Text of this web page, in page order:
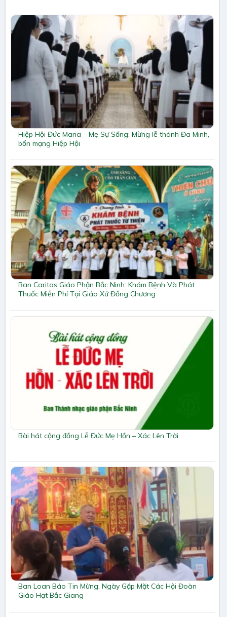
Hiệp Hội Đức Maria – Mẹ Sự Sống: Mừng lễ thánh Đa Minh,
bổn mạng Hiệp Hội
Ban Caritas Giáo Phận Bắc Ninh: Khám Bệnh Và Phát
Thuốc Miễn Phí Tại Giáo Xứ Đồng Chương
Bài hát cộng đồng Lễ Đức Mẹ Hồn – Xác Lên Trời
Ban Loan Báo Tin Mừng: Ngày Gặp Mặt Các Hội Đoàn
Giáo Hạt Bắc Giang